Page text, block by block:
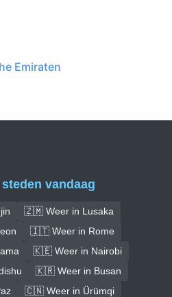
Emiraten
vandaag
🇿🇲 Weer in Lusaka
🇮🇹 Weer in Rome
🇰🇪 Weer in Nairobi
🇰🇷 Weer in Busan
🇨🇳 Weer in Ürümqi